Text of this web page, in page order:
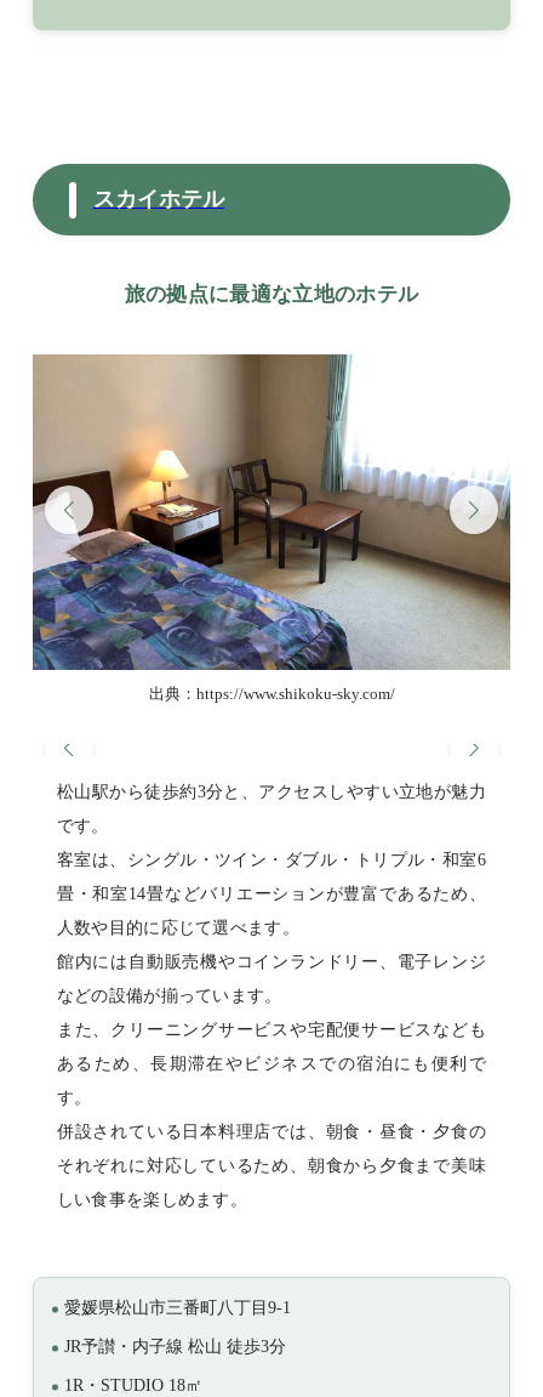
スカイホテル
旅の拠点に最適な立地のホテル
出典：https://www.shikoku-sky.com/
松山駅から徒歩約3分と、アクセスしやすい立地が魅力
です。
客室は、シングル・ツイン・ダブル・トリプル・和室6
畳・和室14畳などバリエーションが豊富であるため、
人数や目的に応じて選べます。
館内には自動販売機やコインランドリー、電子レンジ
などの設備が揃っています。
また、クリーニングサービスや宅配便サービスなども
あるため、長期滞在やビジネスでの宿泊にも便利で
す。
併設されている日本料理店では、朝食・昼食・夕食の
それぞれに対応しているため、朝食から夕食まで美味
しい食事を楽しめます。
愛媛県松山市三番町八丁目9-1
JR予讃・内子線 松山 徒歩3分
1R・STUDIO 18㎡